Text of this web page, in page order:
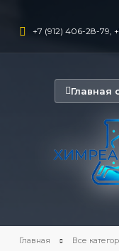
+7 (912) 406-28-79,
Главная
Главная Все